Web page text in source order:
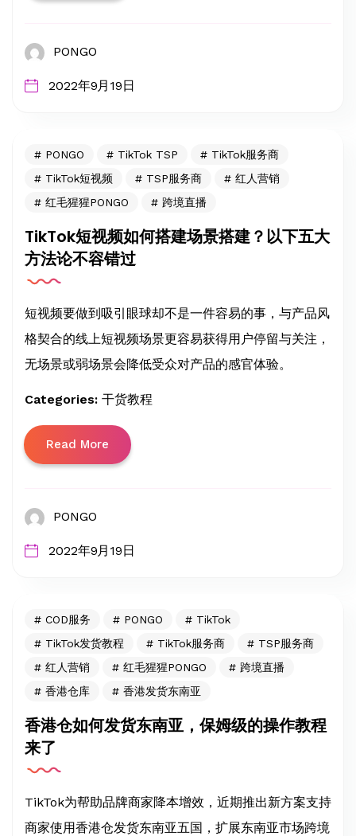
PONGO
2022年9月19日
PONGO TikTok TSP
TikTok服务商
TikTok短视频
TSP服务商
红人营销
红毛猩猩PONGO
跨境直播
TikTok短视频如何搭建场景搭建？以下五大
方法论不容错过
短视频要做到吸引眼球却不是一件容易的事，与产品风
格契合的线上短视频场景更容易获得用户停留与关注，
无场景或弱场景会降低受众对产品的感官体验。
Categories: 干货教程
Read More
PONGO
2022年9月19日
COD服务 PONGO
TikTok
TikTok发货教程
TikTok服务商
TSP服务商
红人营销
红毛猩猩PONGO
跨境直播
香港仓库
香港发货东南亚
香港仓如何发货东南亚，保姆级的操作教程
来了
TikTok为帮助品牌商家降本增效，近期推出新方案支持
商家使用香港仓发货东南亚五国，扩展东南亚市场跨境